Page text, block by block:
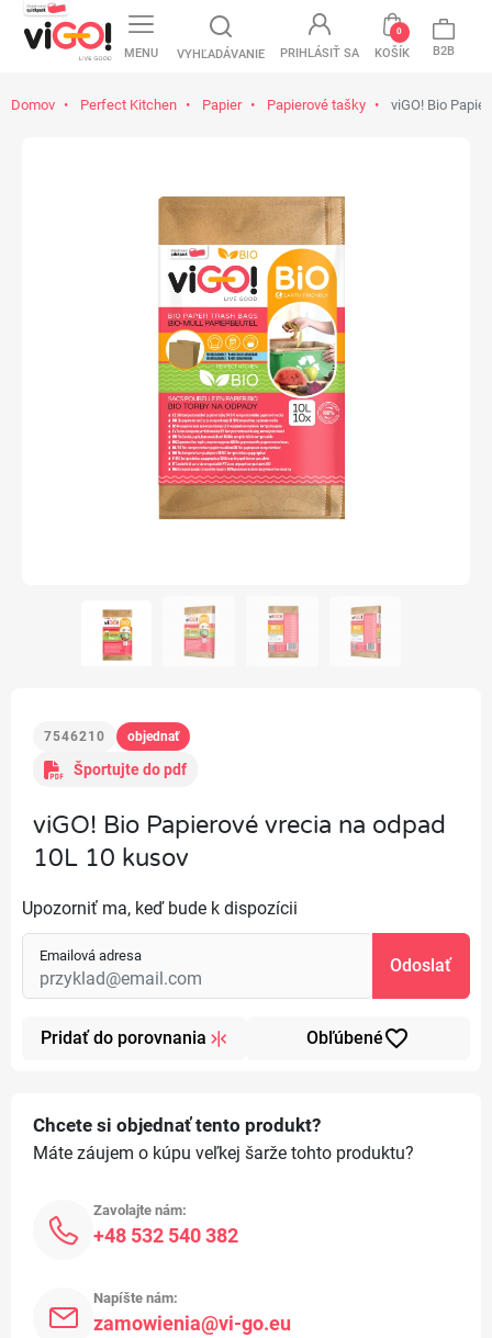
MENU VYHĽADÁVANIE PRIHLÁSIŤ SA KOŠÍK
0
B2B
Domov Perfect Kitchen Papier Papierové tašky viGO! Bio
7546210 objednať
Športujte do pdf
viGO! Bio Papierové vrecia na odpad
10L 10 kusov
Upozorniť ma, keď bude k dispozícii
Emailová adresa Odoslať
Pridať do porovnania Obľúbenéfavorite_border
Chcete si objednať tento produkt?
Máte záujem o kúpu veľkej šarže tohto produktu?
Zavolajte nám:
+48 532 540 382
Napíšte nám:
zamowienia@vi-go.eu